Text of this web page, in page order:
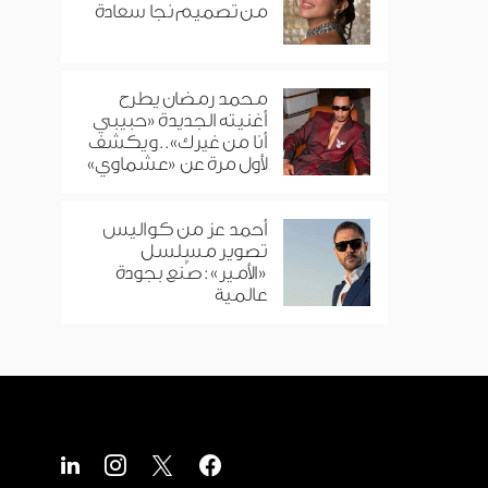
من تصميم نجا سعادة
محمد رمضان يطرح
أغنيته الجديدة «حبيبي
أنا من غيرك».. ويكشف
لأول مرة عن «عشماوي»
أحمد عز من كواليس
تصوير مسلسل
«الأمير»: صُنع بجودة
عالمية